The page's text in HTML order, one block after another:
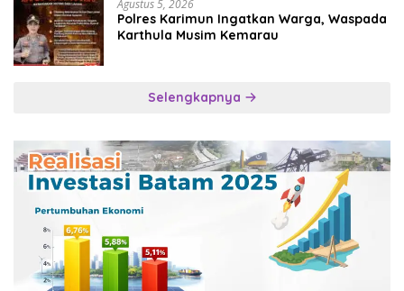
Agustus 5, 2026
Polres Karimun Ingatkan Warga, Waspada
Karthula Musim Kemarau
Selengkapnya